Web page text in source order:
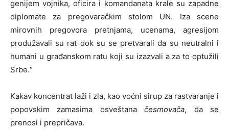
genijem vojnika, oficira i komandanata krale su zapadne
diplomate za pregovaračkim stolom UN. Iza scene
mirovnih pregovora pretnjama, ucenama, agresijom
produžavali su rat dok su se pretvarali da su neutralni i
humani u građanskom ratu koji su izazvali a za to optužili
Srbe.“
Kakav koncentrat laži i zla, kao voćni sirup za rastvaranje i
popovskim zamasima osveštanačesmovača, da se
prenosi i prepričava.